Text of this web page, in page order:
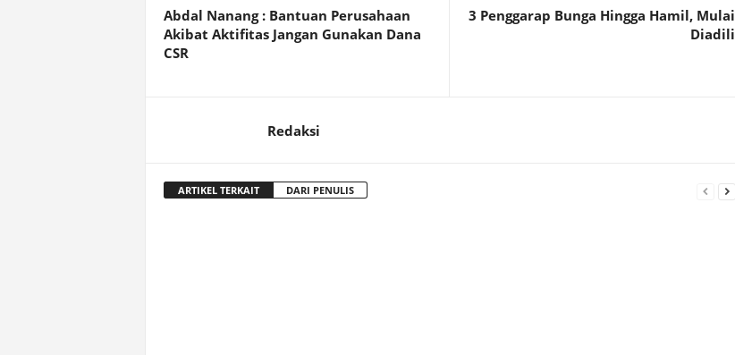
Abdal Nanang : Bantuan Perusahaan
Akibat Aktifitas Jangan Gunakan Dana
CSR
3 Penggarap Bunga Hingga Hamil, Mulai
Diadili
Redaksi
ARTIKEL TERKAIT DARI PENULIS